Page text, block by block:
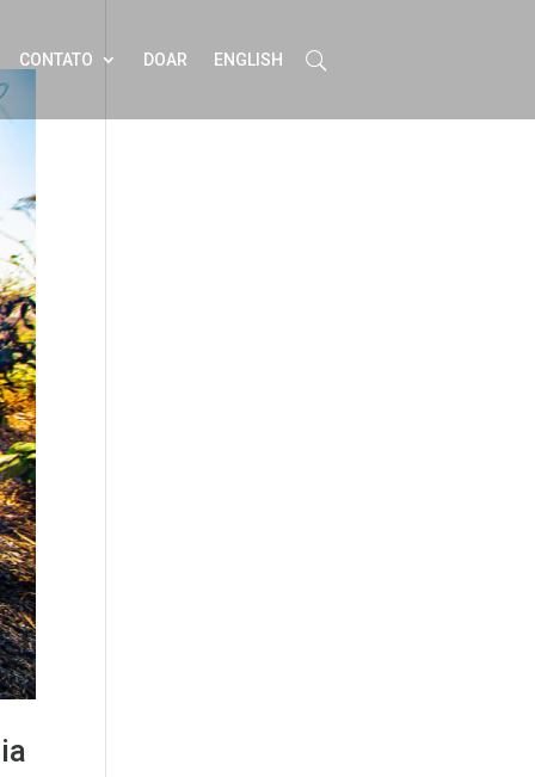
CONTATO DOAR ENGLISH